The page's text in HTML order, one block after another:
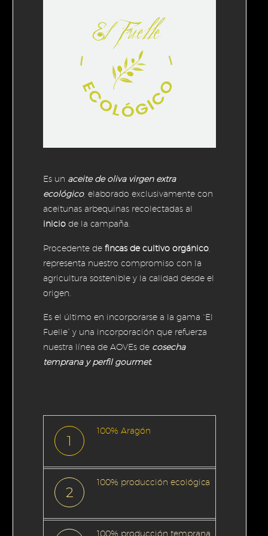
Es un aceite de oliva virgen extra
ecológico, elaborado exclusivamente con
aceitunas arbequinas recolectadas al
inicio de la campaña.
Procedente de fincas de cultivo orgánico
representa nuestro compromiso con la
agricultura sostenible y la calidad desde el
origen.
Es el último en incorporarse a la gama “El
Fuelle” y una incorporación que refuerza
nuestra línea de AOVEs de cosecha
temprana y perfil gourmet.
1
100% Aragón
2
100% producción ecológica
100% producción temprana